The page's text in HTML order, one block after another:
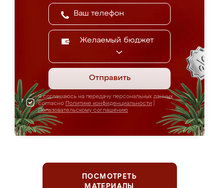
Желаемый бюджет
Отправить
Я соглашаюсь на передачу персональных данных
согласно Политике конфиденциальности
Пользовательскому соглашению
ПОСМОТРЕТЬ
МАТЕРИАЛЫ